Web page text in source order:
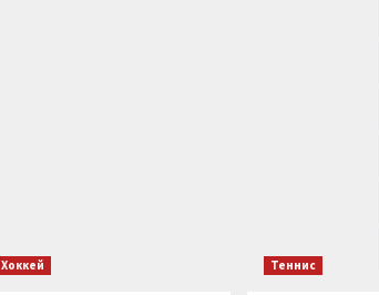
Хоккей Теннис